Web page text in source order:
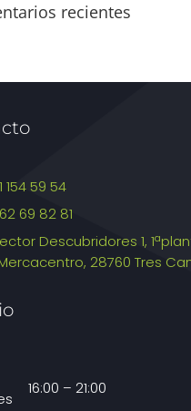
recientes
154 59 54
69 82 81
Descubridores 1,
28760 Tres
16:00 – 21:00